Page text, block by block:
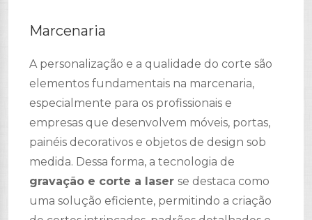
Marcenaria
A personalização e a qualidade do corte são
elementos fundamentais na marcenaria,
especialmente para os profissionais e
empresas que desenvolvem móveis, portas,
painéis decorativos e objetos de design sob
medida. Dessa forma, a tecnologia de
gravação e corte a laser se destaca como
uma solução eficiente, permitindo a criação